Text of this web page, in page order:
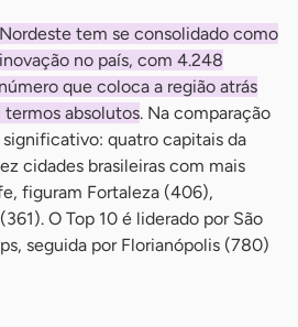
tem se consolidado como
no país, com 4.248
que coloca a região atrás
termos absolutos. Na comparação
quatro capitais da
cidades brasileiras com mais
figuram Fortaleza (406),
O Top 10 é liderado por São
seguida por Florianópolis (780)